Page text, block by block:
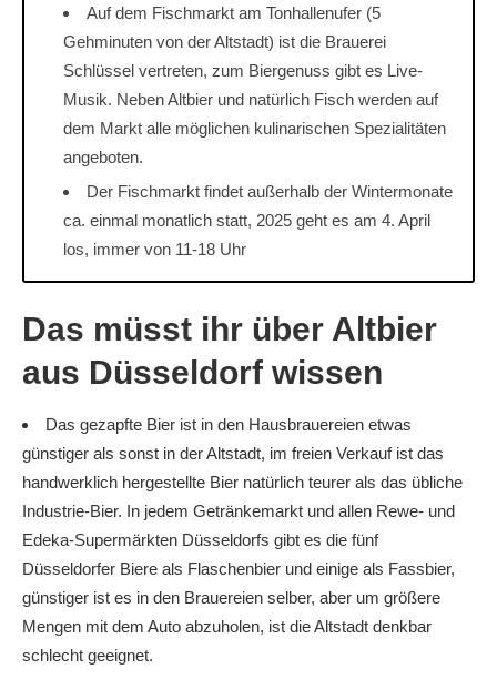
Auf dem Fischmarkt am Tonhallenufer (5
Gehminuten von der Altstadt) ist die Brauerei
Schlüssel vertreten, zum Biergenuss gibt es Live-
Musik. Neben Altbier und natürlich Fisch werden auf
dem Markt alle möglichen kulinarischen Spezialitäten
angeboten.
Der Fischmarkt findet außerhalb der Wintermonate
ca. einmal monatlich statt, 2025 geht es am 4. April
los, immer von 11-18 Uhr
Das müsst ihr über Altbier
aus Düsseldorf wissen
Das gezapfte Bier ist in den Hausbrauereien etwas
günstiger als sonst in der Altstadt, im freien Verkauf ist das
handwerklich hergestellte Bier natürlich teurer als das übliche
Industrie-Bier. In jedem Getränkemarkt und allen Rewe- und
Edeka-Supermärkten Düsseldorfs gibt es die fünf
Düsseldorfer Biere als Flaschenbier und einige als Fassbier,
günstiger ist es in den Brauereien selber, aber um größere
Mengen mit dem Auto abzuholen, ist die Altstadt denkbar
schlecht geeignet.